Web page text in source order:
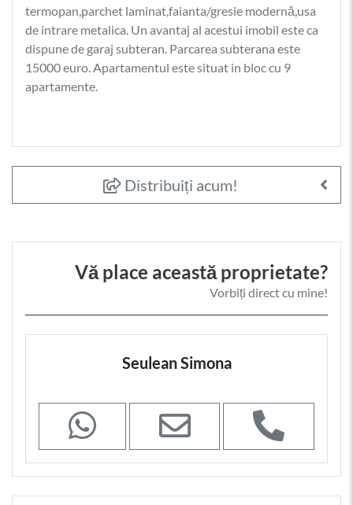
termopan,parchet laminat,faianta/gresie modernă,usa
de intrare metalica. Un avantaj al acestui imobil este ca
dispune de garaj subteran. Parcarea subterana este
15000 euro. Apartamentul este situat in bloc cu 9
apartamente.
Distribuiți acum!
Vă place această proprietate?
Vorbiți direct cu mine!
Seulean Simona